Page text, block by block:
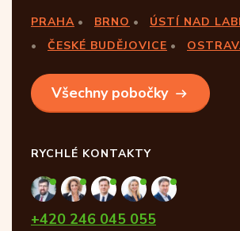
PRAHA BRNO
ÚSTÍ NAD
ČESKÉ BUDĚJOVICE
Všechny pobočky
RYCHLÉ KONTAKTY
+420 246 045 055